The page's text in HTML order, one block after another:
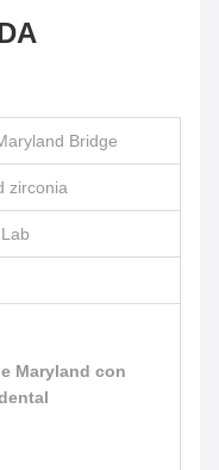
Bridge
zirconia
Maryland con